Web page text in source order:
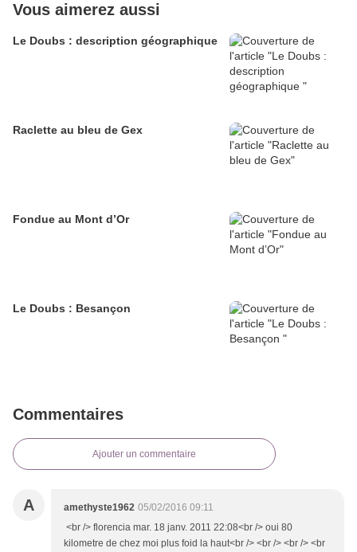
Vous aimerez aussi
Le Doubs : description géographique
Raclette au bleu de Gex
Fondue au Mont d’Or
Le Doubs : Besançon
Commentaires
Ajouter un commentaire
A amethyste1962 05/02/2016 09:11
<br /> florencia mar. 18 janv. 2011 22:08<br /> oui 80
kilometre de chez moi plus foid la haut<br /> <br /> <br /> <br